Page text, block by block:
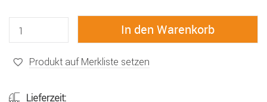
Produkt auf Merkliste setzen
Lieferzeit: